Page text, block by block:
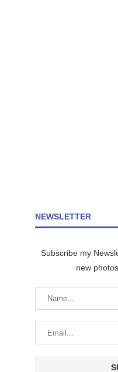
NEWSLETTER
Subscribe my
new